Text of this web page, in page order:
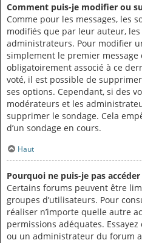
Comment puis-je modifier ou
Comme pour les messages, les
modifiés que par leur auteur,
administrateurs. Pour modifier
simplement le premier
obligatoirement associé à ce
voté, il est possible de
ses options. Cependant, si des
modérateurs et les
supprimer le sondage. Cela
d’un sondage en cours.
Haut
Pourquoi ne puis-je pas
Certains forums peuvent être
groupes d’utilisateurs. Pour
réaliser n’importe quelle autre
permissions adéquates.
ou un administrateur du forum